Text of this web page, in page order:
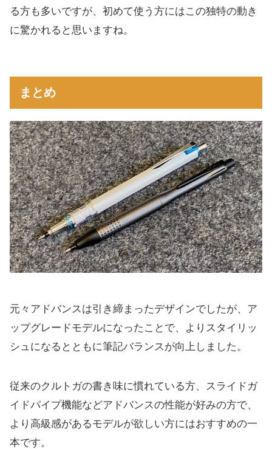
る方も多いですが、初めて使う方にはこの独特の動き
に驚かれると思いますね。
まとめ
元々アドバンスは引き締まったデザインでしたが、ア
ップグレードモデルになったことで、よりスタイリッ
シュになるとともに筆記バランスが向上しました。
従来のクルトガの書き味に慣れている方、スライドガ
イドパイプ機能などアドバンスの性能が好みの方で、
より高級感があるモデルが欲しい方にはおすすめの一
本です。